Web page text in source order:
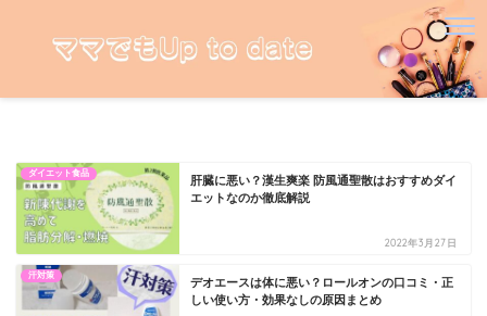
ダイエット食品
肝臓に悪い？漢生爽楽 防風通聖散はおすすめダイ
エットなのか徹底解説
2022年3月27日
汗対策
デオエースは体に悪い？ロールオンの口コミ・正
しい使い方・効果なしの原因まとめ